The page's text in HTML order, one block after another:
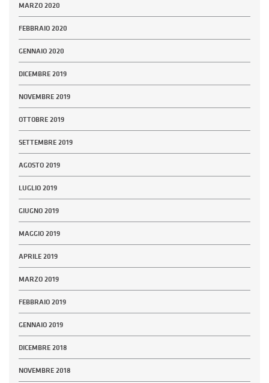
MARZO 2020
FEBBRAIO 2020
GENNAIO 2020
DICEMBRE 2019
NOVEMBRE 2019
OTTOBRE 2019
SETTEMBRE 2019
AGOSTO 2019
LUGLIO 2019
GIUGNO 2019
MAGGIO 2019
APRILE 2019
MARZO 2019
FEBBRAIO 2019
GENNAIO 2019
DICEMBRE 2018
NOVEMBRE 2018